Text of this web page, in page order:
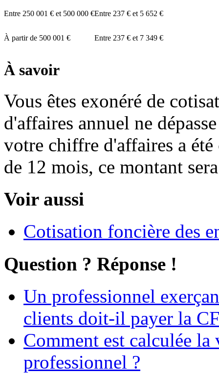
Entre 250 001 € et 500 000 €Entre 237 € et 5 652 €
À partir de 500 001 € Entre 237 € et 7 349 €
À savoir
Vous êtes exonéré de
d'affaires annuel ne
votre chiffre d'affaires a
de 12 mois, ce montant
Voir aussi
Cotisation foncière des
Question ? Réponse !
Un professionnel
clients doit-il payer la
Comment est calculée
professionnel ?